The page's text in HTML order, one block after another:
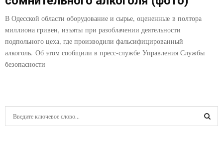
В Одесской области оборудование и сырье, оцененные в полтора
миллиона гривен, изъяты при разоблачении деятельности
подпольного цеха, где производили фальсифицированный
алкоголь. Об этом сообщили в пресс-службе Управления Службы
безопасности